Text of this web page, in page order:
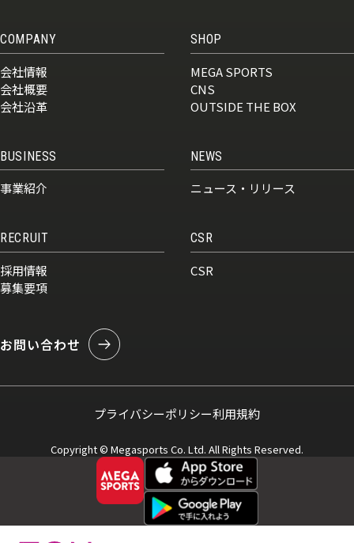
COMPANY
会社情報
会社概要
会社沿革
BUSINESS
事業紹介
SHOP
MEGA SPORTS
CNS
OUTSIDE THE BOX
NEWS
ニュース・リリース
RECRUIT
採用情報
募集要項
CSR
CSR
お問い合わせ
プライバシーポリシー利用規約
Copyright © Megasports Co. Ltd. All Rights Reserved.